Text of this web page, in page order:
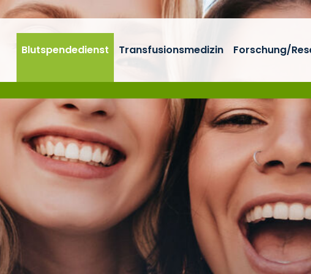
Blutspendedienst Transfusionsmedizin Forschung/